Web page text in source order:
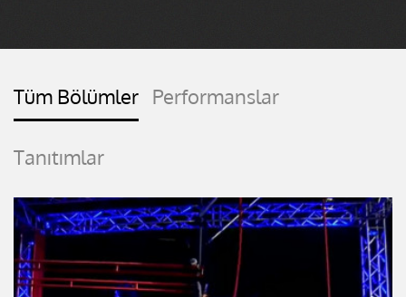
Tüm Bölümler Performanslar
Tanıtımlar